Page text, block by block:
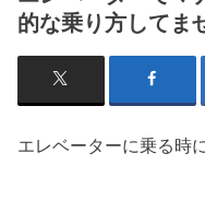
的な乗り方してま
エレベーターに乗る時